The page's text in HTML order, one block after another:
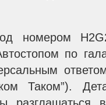
номером
по
Таком”).